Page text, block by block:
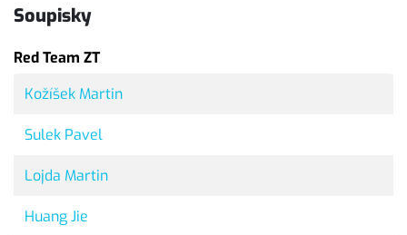
Soupisky
Red Team ZT
Kožíšek Martin
Sulek Pavel
Lojda Martin
Huang Jie